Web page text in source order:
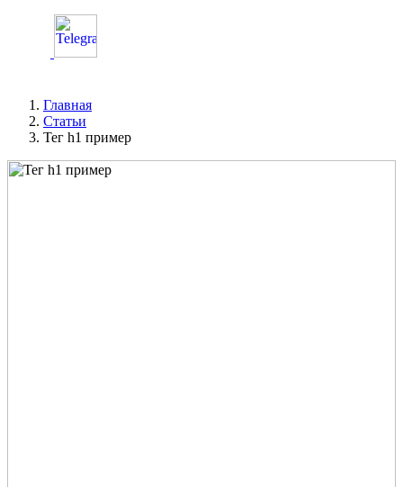
Главная
Статьи
Тег h1 пример